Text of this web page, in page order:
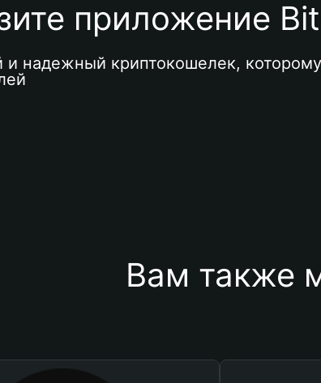
приложение
и надежный криптокошелек,
Вам также